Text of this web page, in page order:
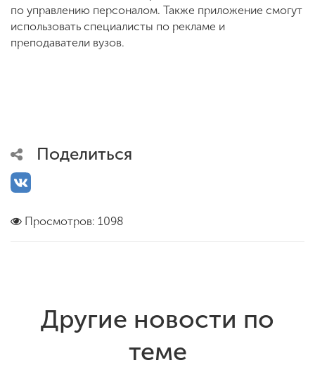
по управлению персоналом. Также приложение смогут
использовать специалисты по рекламе и
преподаватели вузов.
Поделиться
Просмотров: 1098
Другие новости по
теме